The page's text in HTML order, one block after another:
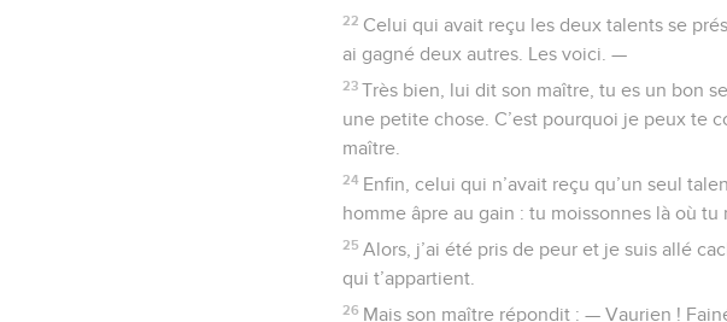
22 Celui qui avait reçu les deux talents se
ai gagné deux autres. Les voici. —
23 Très bien, lui dit son maître, tu es un bon
une petite chose. C’est pourquoi je peux te
maître.
24 Enfin, celui qui n’avait reçu qu’un seul
homme âpre au gain : tu moissonnes là où tu
25 Alors, j’ai été pris de peur et je suis allé
qui t’appartient.
26 Mais son maître répondit : — Vaurien !